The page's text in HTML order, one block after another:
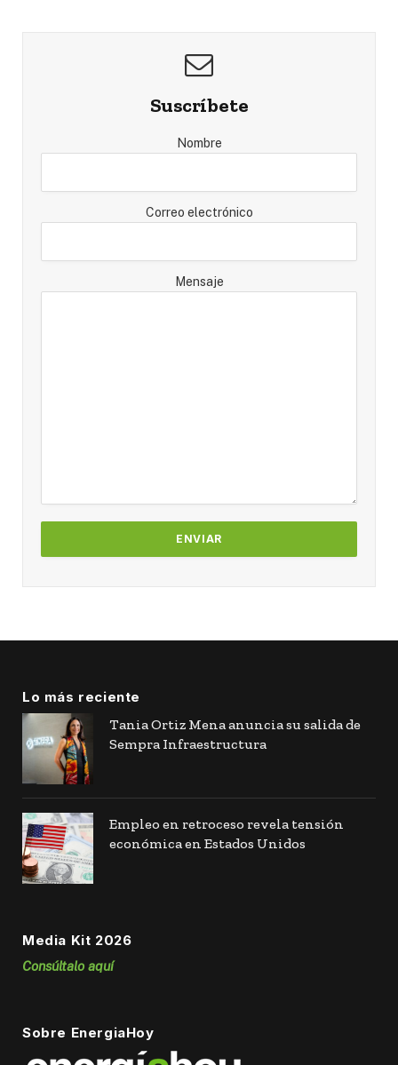
Suscríbete
Nombre
Correo electrónico
Mensaje
Lo más reciente
Tania Ortiz Mena anuncia su salida de
Sempra Infraestructura
Empleo en retroceso revela tensión
económica en Estados Unidos
Media Kit 2026
Consúltalo aquí
Sobre EnergiaHoy